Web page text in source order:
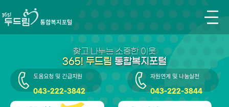
본문영역 바로가기
주메뉴 바로가기
찾고 나누는 소중한 이웃
365! 두드림통합복지포털
도움요청 및 긴급지원
043-222-3842
자원연계 및 나눔실천
043-222-3844